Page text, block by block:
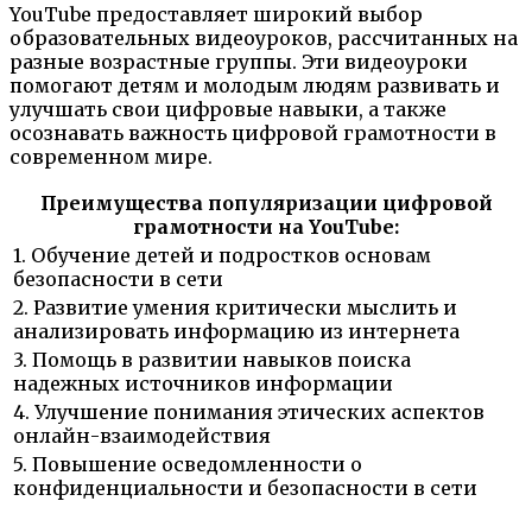
YouTube предоставляет широкий выбор
образовательных видеоуроков, рассчитанных на
разные возрастные группы. Эти видеоуроки
помогают детям и молодым людям развивать и
улучшать свои цифровые навыки, а также
осознавать важность цифровой грамотности в
современном мире.
Преимущества популяризации цифровой
грамотности на YouTube:
1. Обучение детей и подростков основам
безопасности в сети
2. Развитие умения критически мыслить и
анализировать информацию из интернета
3. Помощь в развитии навыков поиска
надежных источников информации
4. Улучшение понимания этических аспектов
онлайн-взаимодействия
5. Повышение осведомленности о
конфиденциальности и безопасности в сети